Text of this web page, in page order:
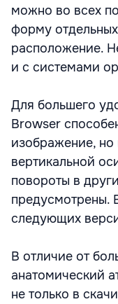
можно во всех
форму
расположение.
и с системами
Для большего
Browser
изображение, но
вертикальной
повороты в
предусмотрены.
следующих
В отличие от
анатомический
не только в